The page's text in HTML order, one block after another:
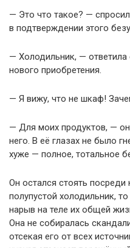
— Это что такое? —
в подтверждении этого
— Холодильник, — ответила
нового приобретения.
— Я вижу, что не шкаф!
— Для моих продуктов, —
него. В её глазах не было
хуже — полное, тотальное
Он остался стоять посреди
полупустой холодильник,
нарыв на теле их общей
Она не собиралась
отсекая его от всех